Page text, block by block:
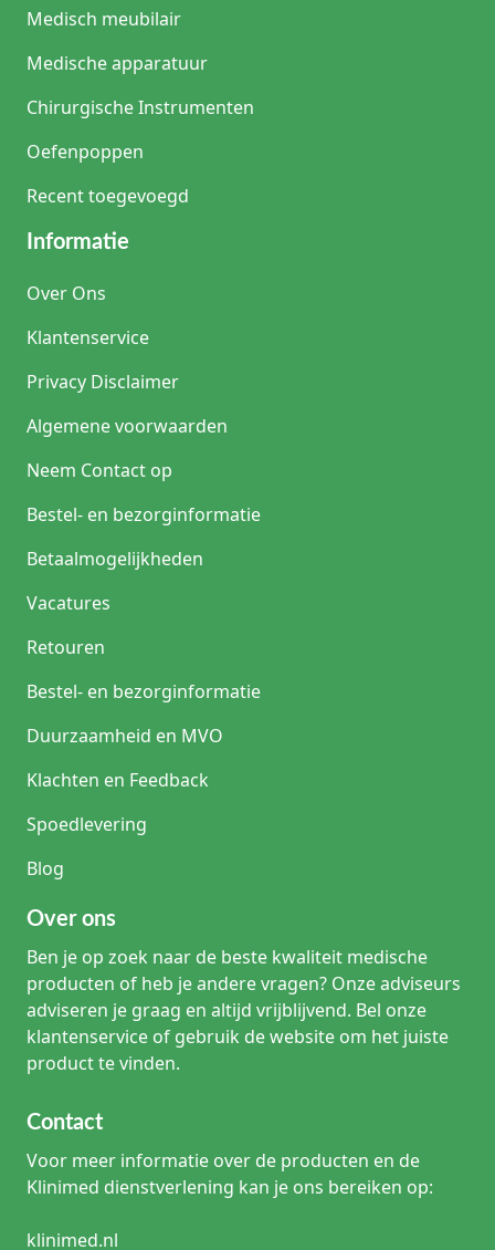
Medisch meubilair
Medische apparatuur
Chirurgische Instrumenten
Oefenpoppen
Recent toegevoegd
Informatie
Over Ons
Klantenservice
Privacy Disclaimer
Algemene voorwaarden
Neem Contact op
Bestel- en bezorginformatie
Betaalmogelijkheden
Vacatures
Retouren
Bestel- en bezorginformatie
Duurzaamheid en MVO
Klachten en Feedback
Spoedlevering
Blog
Over ons
Ben je op zoek naar de beste kwaliteit medische
producten of heb je andere vragen? Onze adviseurs
adviseren je graag en altijd vrijblijvend. Bel onze
klantenservice of gebruik de website om het juiste
product te vinden.
Contact
Voor meer informatie over de producten en de
Klinimed dienstverlening kan je ons bereiken op:
klinimed.nl